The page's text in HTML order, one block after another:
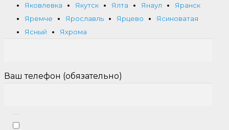
Яковлевка
Якутск Ялта Янаул
Яранск
Яремче
Ярославль Ярцево
Ясиноватая
Ясный
Яхрома
Ваш телефон (обязательно)